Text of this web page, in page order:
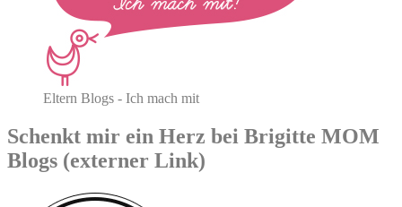
Eltern Blogs - Ich mach mit
Schenkt mir ein Herz bei Brigitte MOM
Blogs (externer Link)